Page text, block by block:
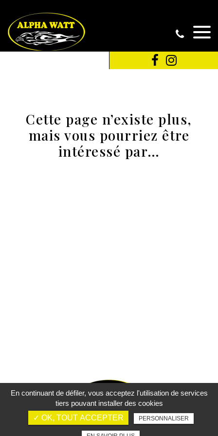
Cette page n’existe plus,
mais vous pourriez être
intéressé par…
En continuant de défiler, vous acceptez l'utilisation de services
tiers pouvant installer des cookies
✓ OK, TOUT ACCEPTER
PERSONNALISER